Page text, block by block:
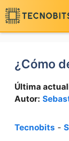
Saltar
al
contenido
¿Cómo
Última
Autor:
Tecnobits -